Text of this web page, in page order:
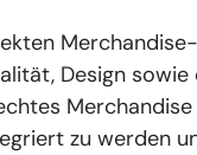
Design
zu werden